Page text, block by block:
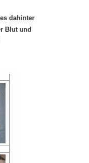
dahinter
Blut und